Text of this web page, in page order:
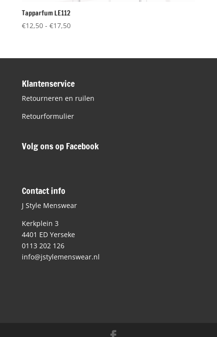
Tapparfum LE112
€12,50 - €17,50Prijsklasse:
€17,50
Klantenservice
Retourneren en ruilen
Retourformulier
Volg ons op Facebook
Contact info
J Style Menswear
Kerkplein 3
4401 ED Yerseke
0113 202 126
info@jstylemenswear.nl